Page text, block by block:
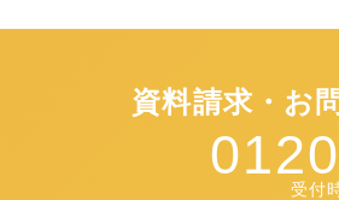
資料請求・お
受付